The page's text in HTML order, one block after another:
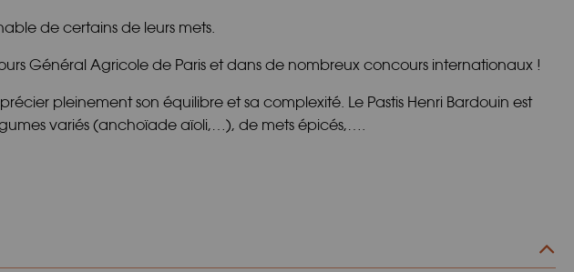
de certains de leurs mets.
Général Agricole de Paris et dans de nombreux concours internationaux !
pleinement son équilibre et sa complexité. Le Pastis Henri Bardouin est
variés (anchoïade aïoli,…), de mets épicés,….